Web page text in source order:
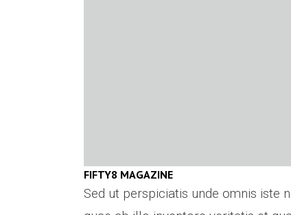
FIFTY8 MAGAZINE
Sed ut perspiciatis unde omnis iste